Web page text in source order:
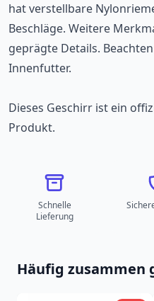
hat verstellbare
Beschläge. Weitere
geprägte Details.
Innenfutter.
Dieses Geschirr ist ein
Produkt.
Schnelle
Lieferung
Häufig zusammen